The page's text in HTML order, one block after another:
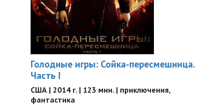
Голодные игры: Сойка-пересмешница.
Часть I
США | 2014 г. | 123 мин. | приключения,
фантастика